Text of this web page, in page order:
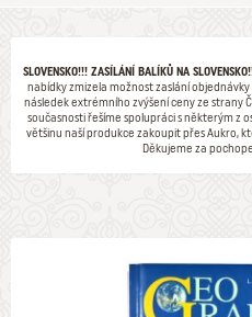
SLOVENSKO!!! ZASÍLÁNÍ BALÍKŮ NA
nabídky zmizela možnost zaslání
následek extrémního zvýšení ceny ze strany
současnosti řešíme spolupráci s některým z
většinu naší produkce zakoupit přes Aukro,
Děkujeme za